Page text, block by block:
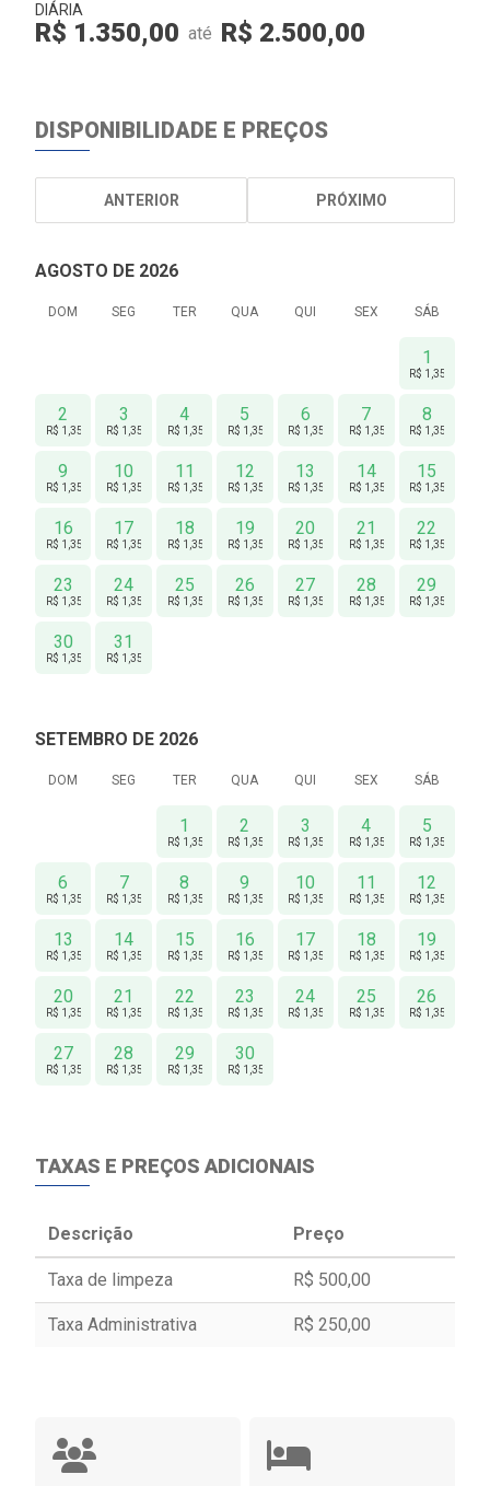
DIÁRIA
R$ 1.350,00 até R$ 2.500,00
DISPONIBILIDADE E PREÇOS
ANTERIOR PRÓXIMO
AGOSTO DE 2026
DOM SEG TER QUA QUI SEX SÁB
1
R$ 1,350
2
R$ 1,350
3
R$ 1,350
4
R$ 1,350
5
R$ 1,350
6
R$ 1,350
7
R$ 1,350
8
R$ 1,350
9
R$ 1,350
10
R$ 1,350
11
R$ 1,350
12
R$ 1,350
13
R$ 1,350
14
R$ 1,350
15
R$ 1,350
16
R$ 1,350
17
R$ 1,350
18
R$ 1,350
19
R$ 1,350
20
R$ 1,350
21
R$ 1,350
22
R$ 1,350
23
R$ 1,350
24
R$ 1,350
25
R$ 1,350
26
R$ 1,350
27
R$ 1,350
28
R$ 1,350
29
R$ 1,350
30
R$ 1,350
31
R$ 1,350
SETEMBRO DE 2026
DOM SEG TER QUA QUI SEX SÁB
1
R$ 1,350
2
R$ 1,350
3
R$ 1,350
4
R$ 1,350
5
R$ 1,350
6
R$ 1,350
7
R$ 1,350
8
R$ 1,350
9
R$ 1,350
10
R$ 1,350
11
R$ 1,350
12
R$ 1,350
13
R$ 1,350
14
R$ 1,350
15
R$ 1,350
16
R$ 1,350
17
R$ 1,350
18
R$ 1,350
19
R$ 1,350
20
R$ 1,350
21
R$ 1,350
22
R$ 1,350
23
R$ 1,350
24
R$ 1,350
25
R$ 1,350
26
R$ 1,350
27
R$ 1,350
28
R$ 1,350
29
R$ 1,350
30
R$ 1,350
TAXAS E PREÇOS ADICIONAIS
Descrição Preço
Taxa de limpeza R$ 500,00
Taxa Administrativa R$ 250,00